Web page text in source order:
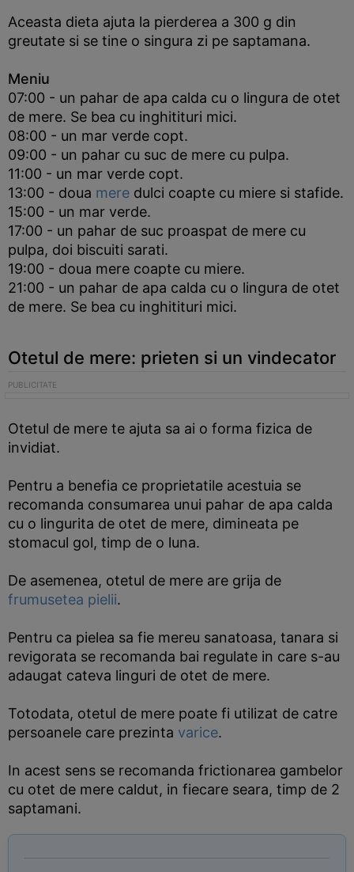
Aceasta dieta ajuta la pierderea a 300 g din
greutate si se tine o singura zi pe saptamana.
Meniu
07:00 - un pahar de apa calda cu o lingura de otet
de mere. Se bea cu inghitituri mici.
08:00 - un mar verde copt.
09:00 - un pahar cu suc de mere cu pulpa.
11:00 - un mar verde copt.
13:00 - doua mere dulci coapte cu miere si stafide.
15:00 - un mar verde.
17:00 - un pahar de suc proaspat de mere cu
pulpa, doi biscuiti sarati.
19:00 - doua mere coapte cu miere.
21:00 - un pahar de apa calda cu o lingura de otet
de mere. Se bea cu inghitituri mici.
Otetul de mere: prieten si un vindecator
Otetul de mere te ajuta sa ai o forma fizica de
invidiat.
Pentru a benefia ce proprietatile acestuia se
recomanda consumarea unui pahar de apa calda
cu o lingurita de otet de mere, dimineata pe
stomacul gol, timp de o luna.
De asemenea, otetul de mere are grija de
frumusetea pielii.
Pentru ca pielea sa fie mereu sanatoasa, tanara si
revigorata se recomanda bai regulate in care s-au
adaugat cateva linguri de otet de mere.
Totodata, otetul de mere poate fi utilizat de catre
persoanele care prezinta varice.
In acest sens se recomanda frictionarea gambelor
cu otet de mere caldut, in fiecare seara, timp de 2
saptamani.